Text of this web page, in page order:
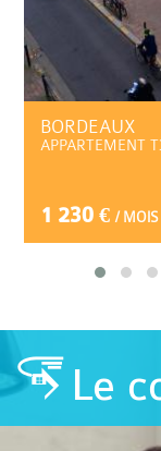
BORDEAUX
APPARTEMENT
1 230 € / MOIS
Le